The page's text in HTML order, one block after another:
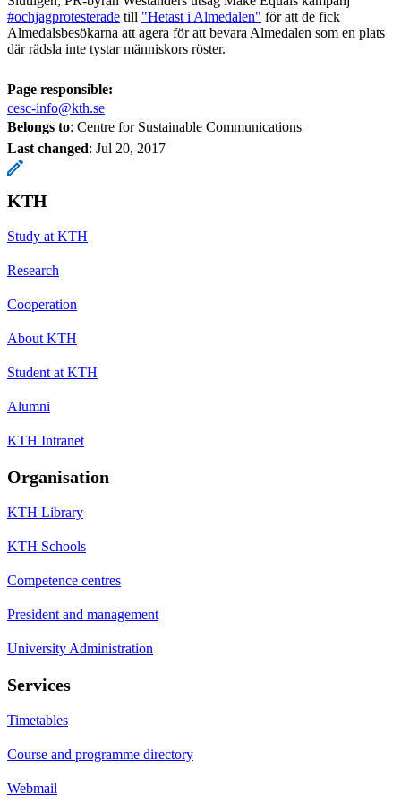
#ochjagprotesterade till "Hetast i Almedalen" för att de fick
Almedalsbesökarna att agera för att bevara Almedalen som en plats
där rädsla inte tystar människors röster.
Page responsible:
cesc-info@kth.se
Belongs to: Centre for Sustainable Communications
Last changed: Jul 20, 2017
KTH
Study at KTH
Research
Cooperation
About KTH
Student at KTH
Alumni
KTH Intranet
Organisation
KTH Library
KTH Schools
Competence centres
President and management
University Administration
Services
Timetables
Course and programme directory
Webmail